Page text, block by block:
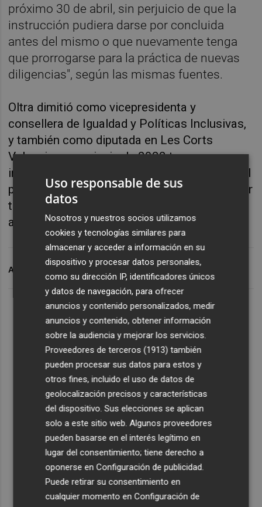
próximo 30 de abril, sin perjuicio de que la
instrucción pudiera darse por concluida
antes del mismo o que nuevamente tenga
que prorrogarse para la práctica de nuevas
diligencias", según las mismas fuentes.
Oltra dimitió como vicepresidenta y
consellera de Igualdad y Políticas Inclusivas,
y también como diputada en Les Corts
Valencianes, en junio de 2022 tras ser
investigada en el marco de esta causa judicial
por supuesta omisión de socorro a una menor
tutelada por la Generalitat, que fue víctima de
abusos sexuales por parte de su exmarido.
ARCHIVADO EN MÓNICA OLTRA JUSTICIA
Uso responsable de sus
datos
Nosotros y nuestros socios utilizamos
cookies y tecnologías similares para
almacenar y acceder a información en su
dispositivo y procesar datos personales,
como su dirección IP, identificadores únicos
y datos de navegación, para ofrecer
anuncios y contenido personalizados, medir
anuncios y contenido, obtener información
sobre la audiencia y mejorar los servicios.
Proveedores de terceros (1913) también
pueden procesar sus datos para estos y
otros fines, incluido el uso de datos de
geolocalización precisos y características
del dispositivo. Sus elecciones se aplican
solo a este sitio web. Algunos proveedores
pueden basarse en el interés legítimo en
lugar del consentimiento; tiene derecho a
oponerse enConfiguración de publicidad.
Puede retirar su consentimiento en
cualquier momento enConfiguración de